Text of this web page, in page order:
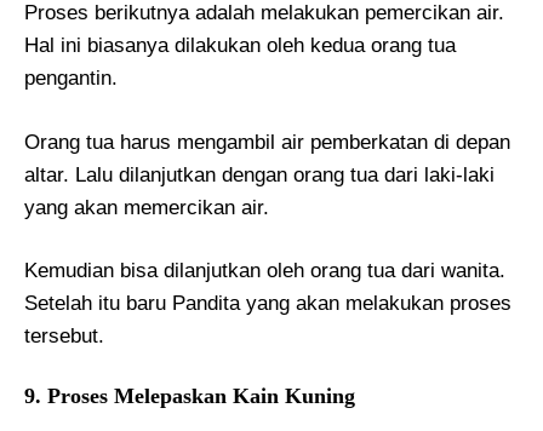
Proses berikutnya adalah melakukan pemercikan air.
Hal ini biasanya dilakukan oleh kedua orang tua
pengantin.
Orang tua harus mengambil air pemberkatan di depan
altar. Lalu dilanjutkan dengan orang tua dari laki-laki
yang akan memercikan air.
Kemudian bisa dilanjutkan oleh orang tua dari wanita.
Setelah itu baru Pandita yang akan melakukan proses
tersebut.
9. Proses Melepaskan Kain Kuning